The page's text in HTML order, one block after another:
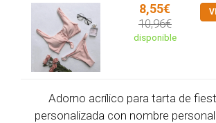
8,55€
10,96€
disponible
Adorno acrílico para tarta de
personalizada con nombre